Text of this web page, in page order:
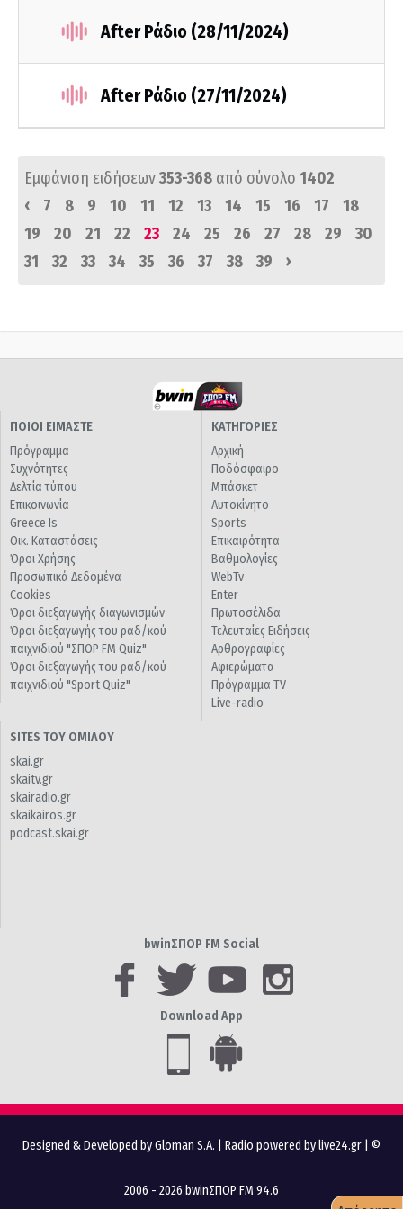
After Ράδιο (28/11/2024)
After Ράδιο (27/11/2024)
Εμφάνιση ειδήσεων353-368 από σύνολο 1402
‹
7 8 9 10 11 12 13 14 15 16 17
18
19
20 21 22 23 24 25 26 27 28 29
30
31
32 33 34 35 36 37 38 39 ›
ΠΟΙΟΙ ΕΙΜΑΣΤΕ
Πρόγραμμα
Συχνότητες
Δελτία τύπου
Επικοινωνία
Greece Is
Οικ. Καταστάσεις
Όροι Χρήσης
Προσωπικά Δεδομένα
Cookies
Όροι διεξαγωγής διαγωνισμών
Όροι διεξαγωγής του ραδ/κού
παιχνιδιού "ΣΠΟΡ FM Quiz"
Όροι διεξαγωγής του ραδ/κού
παιχνιδιού "Sport Quiz"
ΚΑΤΗΓΟΡΙΕΣ
Αρχική
Ποδόσφαιρο
Μπάσκετ
Αυτοκίνητο
Sports
Επικαιρότητα
Βαθμολογίες
WebTv
Enter
Πρωτοσέλιδα
Τελευταίες Ειδήσεις
Αρθρογραφίες
Αφιερώματα
Πρόγραμμα TV
Live-radio
SITES ΤΟΥ ΟΜΙΛΟΥ
skai.gr
skaitv.gr
skairadio.gr
skaikairos.gr
podcast.skai.gr
bwinΣΠΟΡ FM Social
Download App
Designed & Developed by Gloman S.A. Radio powered by live24.gr | ©
2006 - 2026 bwinΣΠΟΡ FM 94.6